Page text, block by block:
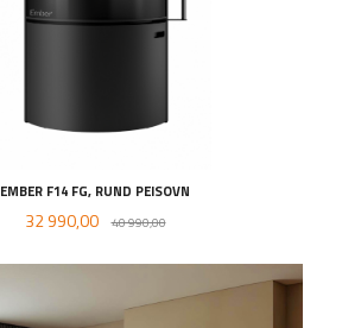
EMBER F14 FG, RUND PEISOVN
Tilbud
32 990,00 40 990,00Rabatt